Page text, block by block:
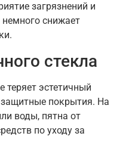
загрязнений и
немного снижает
стекла
теряет эстетичный
защитные покрытия. На
воды, пятна от
по уходу за